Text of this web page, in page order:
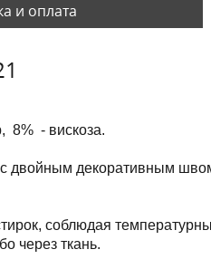
и оплата
8% - вискоза.
двойным декоративным
соблюдая
через ткань.